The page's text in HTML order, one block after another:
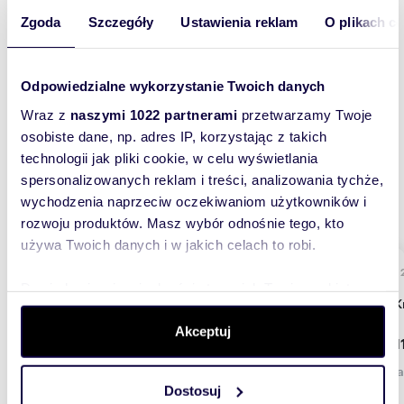
Zgoda Szczegóły Ustawienia reklam O plikach
Odpowiedzialne wykorzystanie Twoich danych
Wraz z naszymi 1022 partnerami przetwarzamy Twoje
osobiste dane, np. adres IP, korzystając z takich
technologii jak pliki cookie, w celu wyświetlania
spersonalizowanych reklam i treści, analizowania tychże,
wychodzenia naprzeciw oczekiwaniom użytkowników i
rozwoju produktów. Masz wybór odnośnie tego, kto
używa Twoich danych i w jakich celach to robi.
dane są przetwarzane oraz ustaw własne preferencje w
. W Deklaracji plików cookie możesz
zmienić lub wycofać swoją zgodę w dowolnej chwili.
Wykorzystujemy pliki cookie do spersonalizowania treści
Akceptuj
Dostosuj
LinkedIn.
Oferty dewelopera:
Ronson Development
Znaleziono3 inwestycji
207
Nova
od 5